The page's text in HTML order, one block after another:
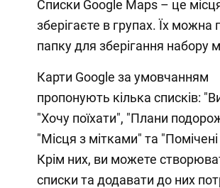
Списки Google Maps – це
зберігаєте в групах. Їх можна
папку для зберігання набору
Карти Google за умовчанням
пропонують кілька списків:
"Хочу поїхати", "Плани
"Місця з мітками" та
Крім них, ви можете
списки та додавати до них